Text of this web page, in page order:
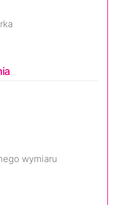
wymiaru